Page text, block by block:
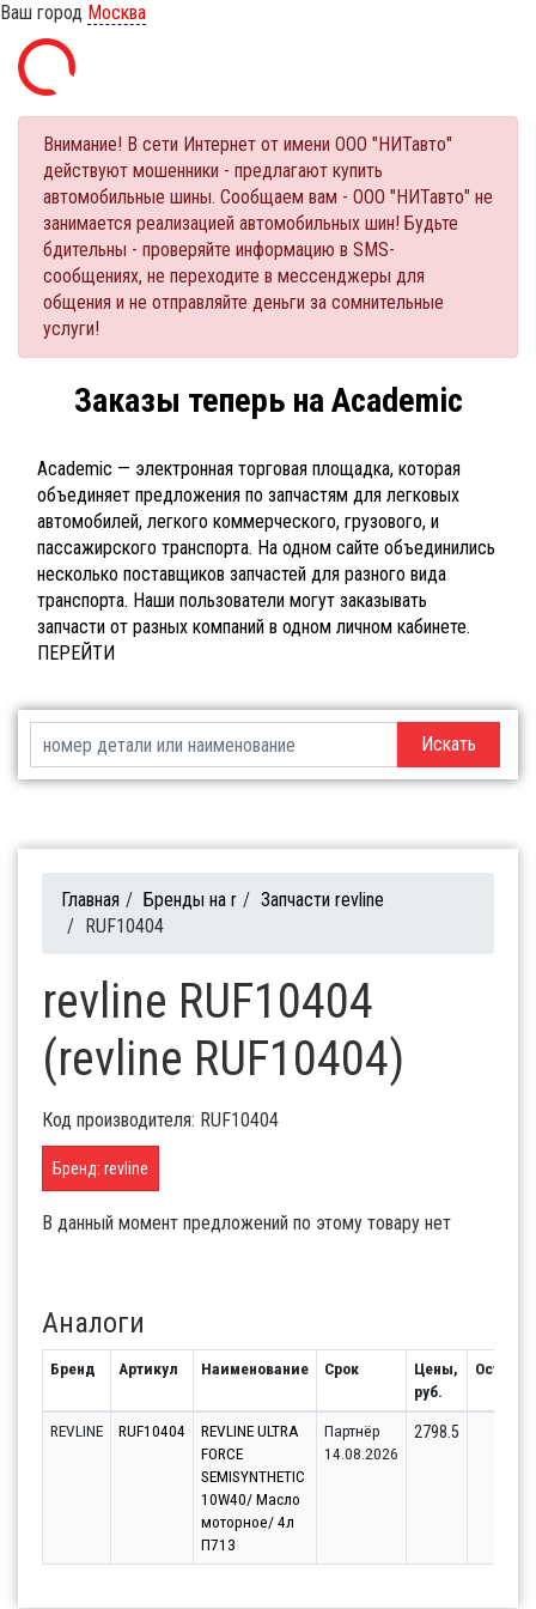
Ваш город Москва
Внимание! В сети Интернет от имени ООО "НИТавто"
действуют мошенники - предлагают купить
автомобильные шины. Сообщаем вам - ООО "НИТавто" не
занимается реализацией автомобильных шин! Будьте
бдительны - проверяйте информацию в SMS-
сообщениях, не переходите в мессенджеры для
общения и не отправляйте деньги за сомнительные
услуги!
Заказы теперь на Academic
Academic — электронная торговая площадка, которая
объединяет предложения по запчастям для легковых
автомобилей, легкого коммерческого, грузового, и
пассажирского транспорта. На одном сайте объединились
несколько поставщиков запчастей для разного вида
транспорта. Наши пользователи могут заказывать
запчасти от разных компаний в одном личном кабинете.
ПЕРЕЙТИ
Искать
Главная / Бренды на r / Запчасти revline
/ RUF10404
revline RUF10404
(revline RUF10404)
Код производителя: RUF10404
Бренд: revline
В данный момент предложений по этому товару нет
Аналоги
Бренд Артикул Наименование Срок
Цены,
руб.
Остаток
REVLINE RUF10404
REVLINE ULTRA
FORCE
SEMISYNTHETIC
10W40/ Масло
моторное/ 4л
П713
Партнёр
14.08.2026
2798.5